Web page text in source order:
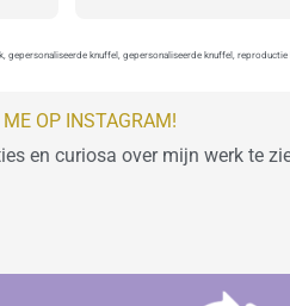
knuffel, gepersonaliseerde knuffel,
ME OP INSTAGRAM!
en curiosa over mijn werk te